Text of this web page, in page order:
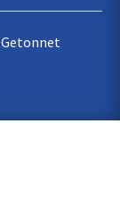
Getonnet